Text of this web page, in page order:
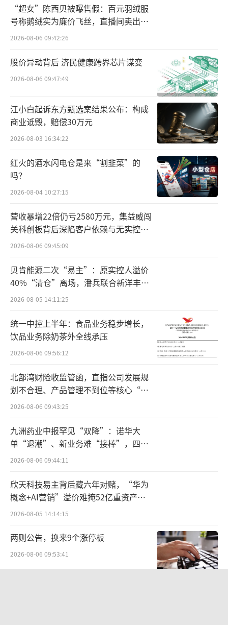
宗馥莉的决绝，并非“一时头脑发热”，
而是有自己的底气和布局。
中，仅有天然矿泉水与集团公司存在股权关联
（集团公司持股34.79%），其余33家生产主体
大多由宗馥莉的宏胜系控制。过去一年，在宗
馥莉正式上任后，通过关停娃哈哈非宏胜系工
厂、将代工订单转移至宏胜智能工厂等操作，
重构了利益分配链条，这些都是她敢于放
弃“娃哈哈”、力推“娃小宗”的底气所在。
今年2月至5月，宏胜饮料相继申请注册了
用品、服装鞋帽、教育娱乐等领域，并已经
赛道，该产品定价4元，与娃哈哈在包装上区分
鲜明。之前有媒体报道，宗馥莉给“娃小
宗”定的目标是年销售额300亿元，相当于娃哈
哈当前营收规模的近八成。
娃哈哈or娃小宗，经销商被要求“二选
不过，宗馥莉的“如意算盘”，并不太容
易实现。
就在近日，娃哈哈经销商被曝要求“二选
一封杀令”相关话题冲上了热搜。娃哈哈资深
经销商赵先生（化姓）是杭州本地人，2009年
左右开始做娃哈哈经销商，目前主要代理娃哈
哈纯净水，同时也做其他品牌的代理。据赵先
生透露，他们收到了娃哈哈通知，要求不能代
理“娃小宗”，否则取消娃哈哈经销资格。这
一要求，得到了杭州、安徽、湖北等多地娃哈
哈经销商的证实。
“超女”陈西贝被曝售假：百元羽绒服
号称鹅绒实为廉价飞丝，直播间卖出超
百万元
2026-08-06 09:42:26
股价异动背后 济民健康跨界芯片谋变
2026-08-06 09:47:49
江小白起诉东方甄选案结果公布：构成
商业诋毁，赔偿30万元
2026-08-03 16:34:22
红火的酒水闪电仓是来“割韭菜”的
吗？
2026-08-04 10:27:15
营收暴增22倍仍亏2580万元，集益威闯
关科创板背后深陷客户依赖与无实控人
困局
2026-08-06 09:45:09
贝肯能源二次“易主”：原实控人溢价
40%“清仓”离场，潘兵联合新洋丰、
宏科百世拟入主
2026-08-05 14:11:25
统一中控上半年：食品业务稳步增长，
饮品业务除奶茶外全线承压
2026-08-06 09:56:12
北部湾财险收监管函，直指公司发展规
划不合理、产品管理不到位等核心“痛
点”
2026-08-06 09:43:25
九洲药业中报罕见“双降”：诺华大
单“退潮”、新业务难“接棒”，四大
难关待闯
2026-08-06 09:44:11
欣天科技易主背后藏六年对赌，“华为
概念+AI营销”溢价难掩52亿重资产考
验
2026-08-05 14:14:15
两则公告，换来9个涨停板
2026-08-06 09:53:41